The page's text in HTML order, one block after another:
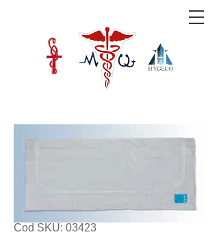
Cod SKU: 03423